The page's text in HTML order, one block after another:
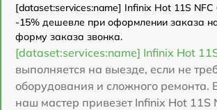
[dataset:services:name] Infinix Hot 11S NFC
-15% дешевле при оформлении заказа
форму заказа звонка.
[dataset:services:name] Infinix Hot
выполняется на выезде, если не
оборудования и сложного ремонта.
наш мастер привезет Infinix Hot 11S